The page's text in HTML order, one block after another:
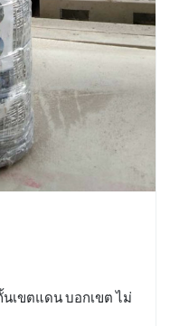
นเขตแดน บอกเขต ไม่